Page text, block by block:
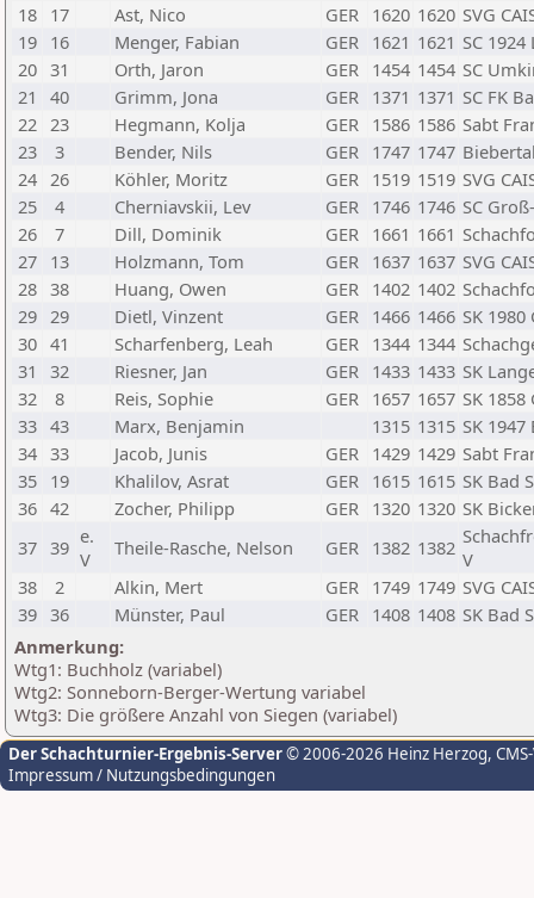
18 17 Ast, Nico GER 1620 1620 SVG
19 16 Menger, Fabian GER 1621 1621 SC
20 31 Orth, Jaron GER 1454 1454 SC
21
40 Grimm, Jona GER 1371 1371 SC FK
22 23 Hegmann, Kolja GER 1586 1586 Sabt
23
3 Bender, Nils GER 1747 1747
24 26 Köhler, Moritz GER 1519 1519 SVG
25
4 Cherniavskii, Lev GER 1746 1746 SC
26
7 Dill, Dominik GER 1661 1661
27 13 Holzmann, Tom GER 1637 1637 SVG
28 38 Huang, Owen GER 1402 1402
29 29 Dietl, Vinzent GER 1466 1466 SK
30 41 Scharfenberg, Leah GER 1344 1344
31
32 Riesner, Jan GER 1433 1433 SK
32
8 Reis, Sophie GER 1657 1657 SK
33 43 Marx, Benjamin 1315 1315 SK
34 33 Jacob, Junis GER 1429 1429 Sabt
35 19 Khalilov, Asrat GER 1615 1615 SK Bad
36 42 Zocher, Philipp GER 1320 1320 SK
37 39 e.
V
Theile-Rasche, Nelson GER 1382 1382 V
38
2 Alkin, Mert GER 1749 1749 SVG
39 36 Münster, Paul GER 1408 1408 SK Bad
Anmerkung:
Wtg1: Buchholz (variabel)
Wtg2: Sonneborn-Berger-Wertung variabel
Wtg3: Die größere Anzahl von Siegen (variabel)
Der Schachturnier-Ergebnis-Server© 2006-2026 Heinz Herzog,
Impressum / Nutzungsbedingungen